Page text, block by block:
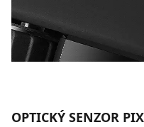
OPTICKÝ SENZOR